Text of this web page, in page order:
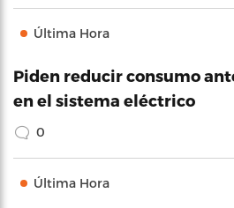
Última Hora
Piden reducir consumo
en el sistema eléctrico
0
Última Hora